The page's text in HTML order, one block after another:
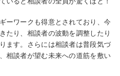
ーワークも得意とされており、今
たり、相談者の波動を調整したり
ます。さらには相談者は普段気づ
相談者が望む未来への道筋を敷い